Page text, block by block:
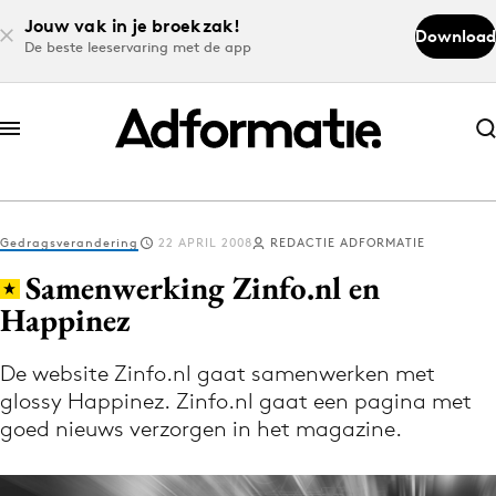
Jouw vak in je broekzak!
De beste leeservaring met de app
Download
Abonneer nu
Abonneer nu
Log in
Volg het laatste nieuws via de Adformatie
Nieuws app
Gedragsverandering 22 APRIL 2008 REDACTIE ADFORMATIE
Samenwerking Zinfo.nl en
Happinez
De website Zinfo.nl gaat samenwerken met
glossy Happinez. Zinfo.nl gaat een pagina met
goed nieuws verzorgen in het magazine.